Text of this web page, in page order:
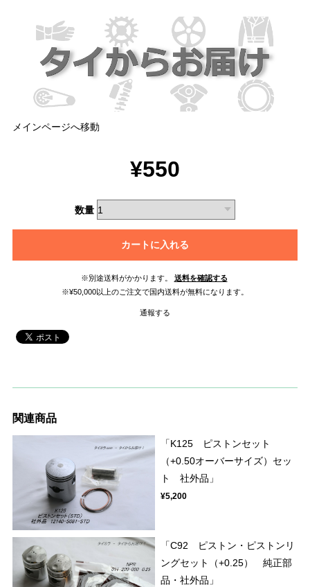
メインページへ移動
¥550
数量
カートに入れる
※別途送料がかかります。
送料を確認する
※¥50,000以上のご注文で国内送料が無料になります。
通報する
関連商品
「K125 ピストンセット
（+0.50オーバーサイズ）セッ
ト 社外品」
¥5,200
「C92 ピストン・ピストンリ
ングセット（+0.25） 純正部
品・社外品」